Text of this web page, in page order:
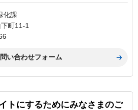
化課
町11-1
トにするためにみなさまのご